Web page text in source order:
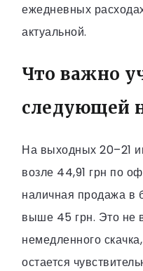
ежедневных
актуальной.
Что важно
следующей
На выходных 20–21
возле 44,91 грн по
наличная продажа в
выше 45 грн. Это не
немедленного
остается